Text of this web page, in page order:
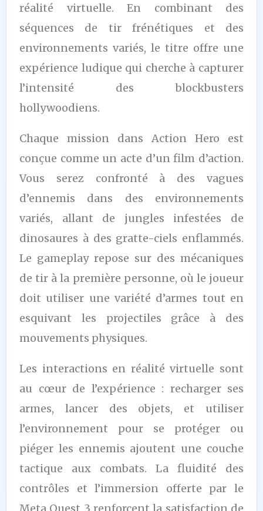
réalité virtuelle. En combinant des
séquences de tir frénétiques et des
environnements variés, le titre offre une
expérience ludique qui cherche à capturer
l’intensité des blockbusters
hollywoodiens.
Chaque mission dans Action Hero est
conçue comme un acte d’un film d’action.
Vous serez confronté à des vagues
d’ennemis dans des environnements
variés, allant de jungles infestées de
dinosaures à des gratte-ciels enflammés.
Le gameplay repose sur des mécaniques
de tir à la première personne, où le joueur
doit utiliser une variété d’armes tout en
esquivant les projectiles grâce à des
mouvements physiques.
Les interactions en réalité virtuelle sont
au cœur de l’expérience : recharger ses
armes, lancer des objets, et utiliser
l’environnement pour se protéger ou
piéger les ennemis ajoutent une couche
tactique aux combats. La fluidité des
contrôles et l’immersion offerte par le